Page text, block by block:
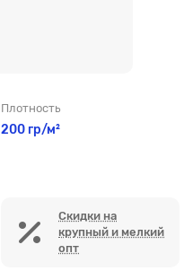
Плотность
200 гр/м²
Скидки на
крупный и мелкий
опт